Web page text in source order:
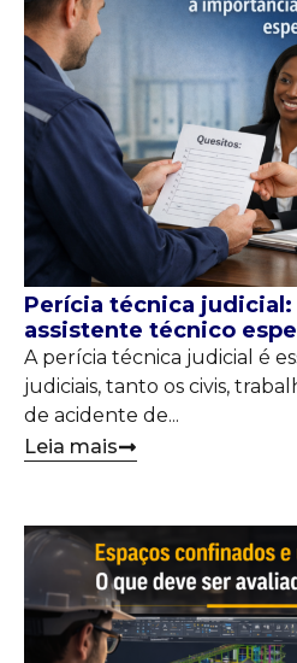
Perícia técnica
assistente técnico
A perícia técnica judicial é
judiciais, tanto os civis,
de acidente de...
Leia mais